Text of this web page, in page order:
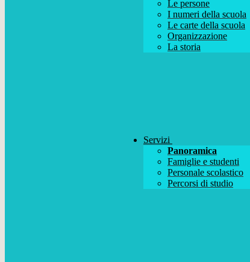
Le persone
I numeri della scuola
Le carte della scuola
Organizzazione
La storia
Servizi
Panoramica
Famiglie e studenti
Personale scolastico
Percorsi di studio